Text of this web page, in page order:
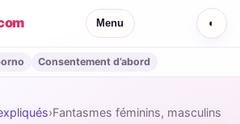
Menu ◐
Consentement d’abord
›Fantasmes féminins, masculins